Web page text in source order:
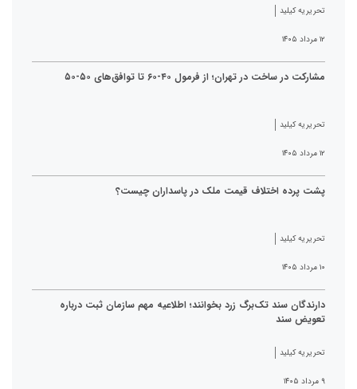
تحریریه کیلید
۱۲ مرداد ۱۴۰۵
مشارکت در ساخت در تهران؛ از فرمول ۴۰-۶۰ تا توافق‌های ۵۰-۵۰
تحریریه کیلید
۱۲ مرداد ۱۴۰۵
پشت پرده اختلاف قیمت ملک در پاسداران چیست؟
تحریریه کیلید
۱۰ مرداد ۱۴۰۵
دارندگان سند تک‌برگ زرد بخوانند؛ اطلاعیه مهم سازمان ثبت درباره
تعویض سند
تحریریه کیلید
۹ مرداد ۱۴۰۵